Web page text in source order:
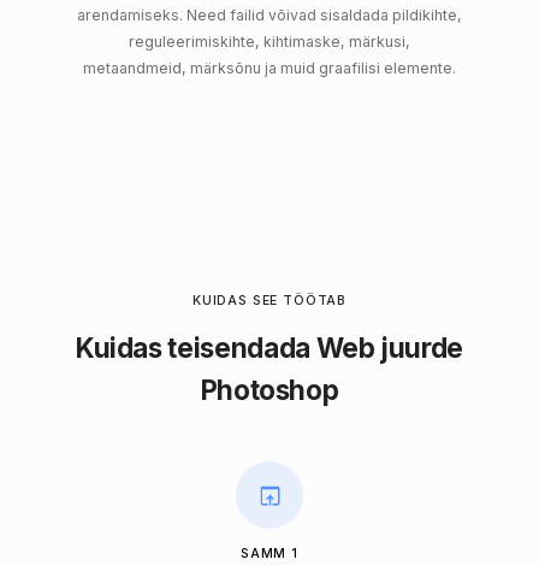
arendamiseks. Need failid võivad sisaldada pildikihte,
reguleerimiskihte, kihtimaske, märkusi,
metaandmeid, märksõnu ja muid graafilisi elemente.
KUIDAS SEE TÖÖTAB
Kuidas teisendada Web juurde
Photoshop
SAMM 1